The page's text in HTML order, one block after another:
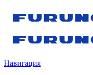
Навигация